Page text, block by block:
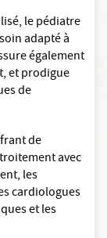
le pédiatre
adapté à
également
et prodigue
de
de
avec
les
cardiologues
et les